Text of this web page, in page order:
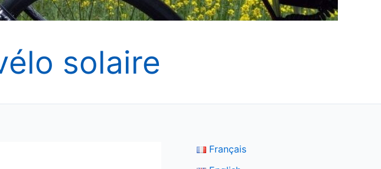
solaire
Français